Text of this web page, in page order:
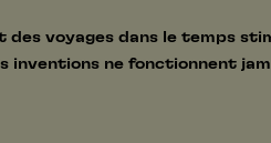
des voyages dans le temps
inventions ne fonctionnent